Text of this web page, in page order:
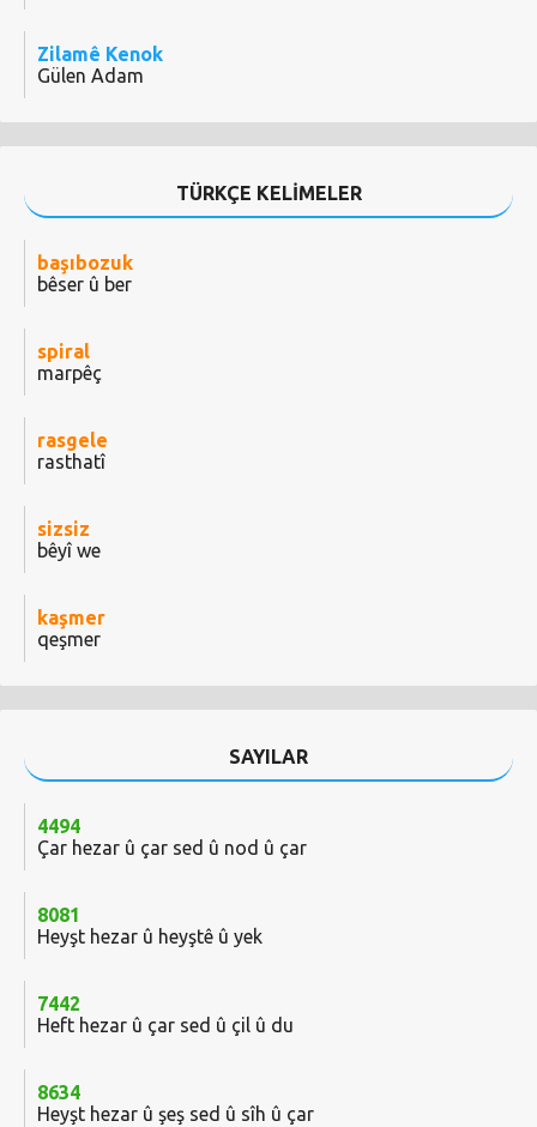
Zilamê Kenok
Gülen Adam
TÜRKÇE KELİMELER
başıbozuk
bêser û ber
spiral
marpêç
rasgele
rasthatî
sizsiz
bêyî we
kaşmer
qeşmer
SAYILAR
4494
Çar hezar û çar sed û nod û çar
8081
Heyşt hezar û heyştê û yek
7442
Heft hezar û çar sed û çil û du
8634
Heyşt hezar û şeş sed û sîh û çar